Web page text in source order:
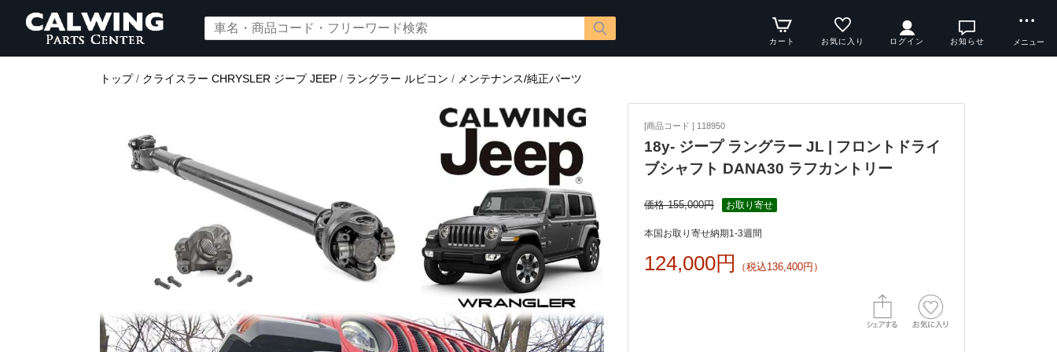
カート お気に入り ログイン お知らせ メニュー
トップ/ クライスラー CHRYSLER ジープ JEEP / ラングラー ルビコン / メンテナンス/純正パーツ
[商品コード ] 118950
18y- ジープ ラングラー JL | フロントドライ
ブシャフト DANA30 ラフカントリー
価格 155,000円 お取り寄せ
本国お取り寄せ納期1-3週間
124,000円 （税込136,400円）